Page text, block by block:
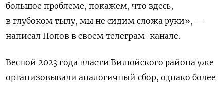
большое проблеме, покажем, что здесь,
в глубоком тылу, мы не сидим сложа руки», —
написал Попов в своем телеграм-канале.
Весной 2023 года власти Вилюйского района уже
организовывали аналогичный сбор, однако более